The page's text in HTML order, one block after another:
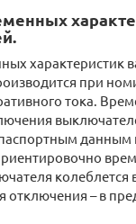
характеристик
при
тока.
паспортным
колеблется
отключения – в